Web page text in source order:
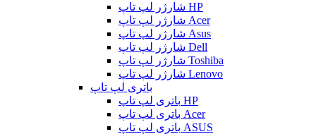
شارژر لپ تاپ HP
شارژر لپ تاپ Acer
شارژر لپ تاپ Asus
شارژر لپ تاپ Dell
شارژر لپ تاپ Toshiba
شارژر لپ تاپ Lenovo
باتری لپ تاپ
باتری لپ تاپ HP
باتری لپ تاپ Acer
باتری لپ تاپ ASUS